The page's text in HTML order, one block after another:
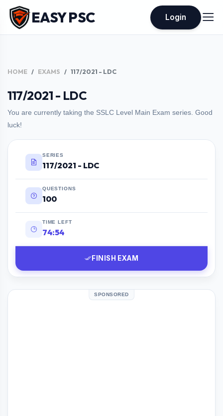
EASY PSC Login
HOME EXAMS 117/2021 - LDC
117/2021 - LDC
You are currently taking the SSLC Level Main Exam series. Good
luck!
SERIES
117/2021 - LDC
QUESTIONS
100
TIME LEFT
74:53
FINISH EXAM
SPONSORED